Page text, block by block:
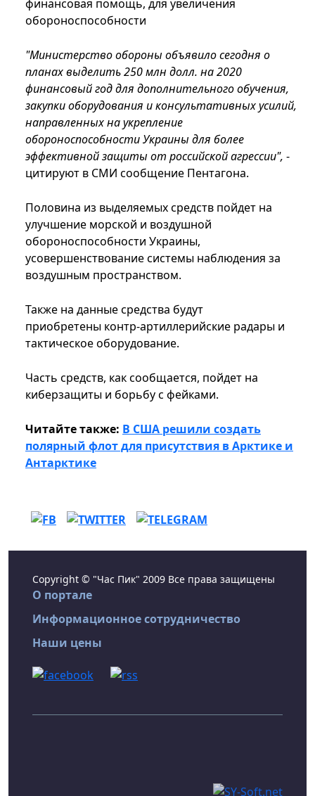
финансовая помощь, для увеличения
обороноспособности
"Министерство обороны объявило сегодня о
планах выделить 250 млн долл. на 2020
финансовый год для дополнительного обучения,
закупки оборудования и консультативных усилий,
направленных на укрепление
обороноспособности Украины для более
эффективной защиты от российской агрессии", -
цитируют в СМИ сообщение Пентагона.
Половина из выделяемых средств пойдет на
улучшение морской и воздушной
обороноспособности Украины,
усовершенствование системы наблюдения за
воздушным пространством.
Также на данные средства будут
приобретены контр-артиллерийские радары и
тактическое оборудование.
Часть средств, как сообщается, пойдет на
киберзащиты и борьбу с фейками.
Читайте также: В США решили создать
полярный флот для присутствия в Арктике и
Антарктике
Copyright © "Час Пик" 2009 Все права защищены
О портале
Информационное сотрудничество
Наши цены